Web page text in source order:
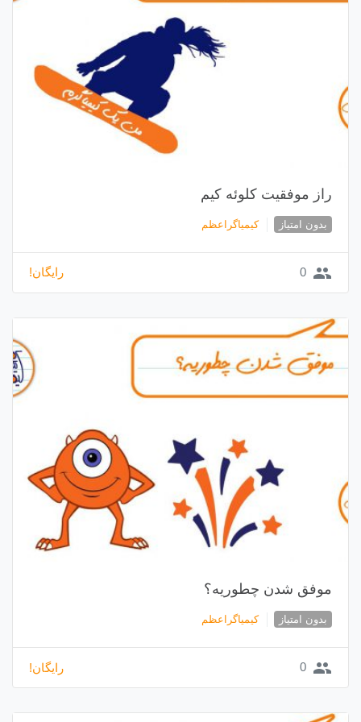
راز موفقیت کلوئه کیم
بدون امتیاز کیمیاگراعظم
group
0 رایگان!
موفق شدن چطوریه؟
بدون امتیاز کیمیاگراعظم
group
0 رایگان!